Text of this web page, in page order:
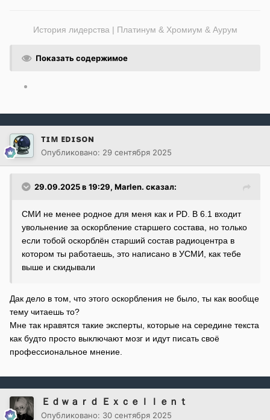
История лидерства | Платинум & Хромиум & Аурум
Показать содержимое
ᴛɪᴍ ᴇᴅɪsᴏɴ
Опубликовано: 29 сентября 2025
29.09.2025 в 19:29, Marlen. сказал:
СМИ не менее родное для меня как и PD. В 6.1 входит
увольнение за оскорбление старшего состава, но только
если тобой оскорблён старший состав радиоцентра в
котором ты работаешь, это написано в УСМИ, как тебе
выше и скидывали
Дак дело в том, что этого оскорбления не было, ты как вообще
тему читаешь то?
Мне так нравятся такие эксперты, которые на середине текста
как будто просто выключают мозг и идут писать своё
профессиональное мнение.
Ｅｄｗａｒｄ Ｅｘｃｅｌｌｅｎｔ
Опубликовано: 30 сентября 2025